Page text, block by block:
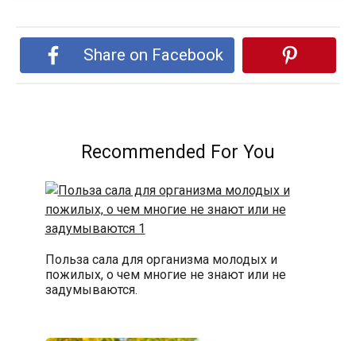
Share on Facebook
Recommended For You
Польза сала для организма молодых и
пожилых, о чем многие не знают или не
задумываются.